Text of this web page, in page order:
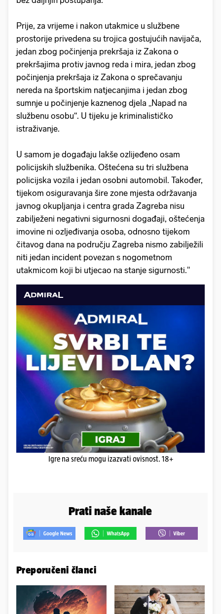
Prije, za vrijeme i nakon utakmice u službene
prostorije privedena su trojica gostujućih navijača,
jedan zbog počinjenja prekršaja iz Zakona o
prekršajima protiv javnog reda i mira, jedan zbog
počinjenja prekršaja iz Zakona o sprečavanju
nereda na športskim natjecanjima i jedan zbog
sumnje u počinjenje kaznenog djela „Napad na
službenu osobu“. U tijeku je kriminalističko
istraživanje.
U samom je događaju lakše ozlijeđeno osam
policijskih službenika. Oštećena su tri službena
policijska vozila i jedan osobni automobil. Također,
tijekom osiguravanja šire zone mjesta održavanja
javnog okupljanja i centra grada Zagreba nisu
zabilježeni negativni sigurnosni događaji, oštećenja
imovine ni ozljeđivanja osoba, odnosno tijekom
čitavog dana na području Zagreba nismo zabilježili
niti jedan incident povezan s nogometnom
utakmicom koji bi utjecao na stanje sigurnosti."
Igre na sreću mogu izazvati ovisnost. 18+
Prati naše kanale
Preporučeni članci